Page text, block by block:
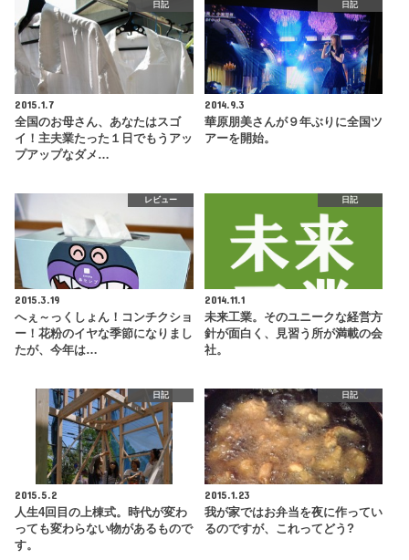
日記
2015.1.7
全国のお母さん、あなたはスゴ
イ！主夫業たった１日でもうアッ
プアップなダメ…
日記
2014.9.3
華原朋美さんが９年ぶりに全国ツ
アーを開始。
レビュー
2015.3.19
へぇ～っくしょん！コンチクショ
ー！花粉のイヤな季節になりまし
たが、今年は…
日記
2014.11.1
未来工業。そのユニークな経営方
針が面白く、見習う所が満載の会
社。
日記
2015.5.2
人生4回目の上棟式。時代が変わ
っても変わらない物があるもので
す。
日記
2015.1.23
我が家ではお弁当を夜に作ってい
るのですが、これってどう?